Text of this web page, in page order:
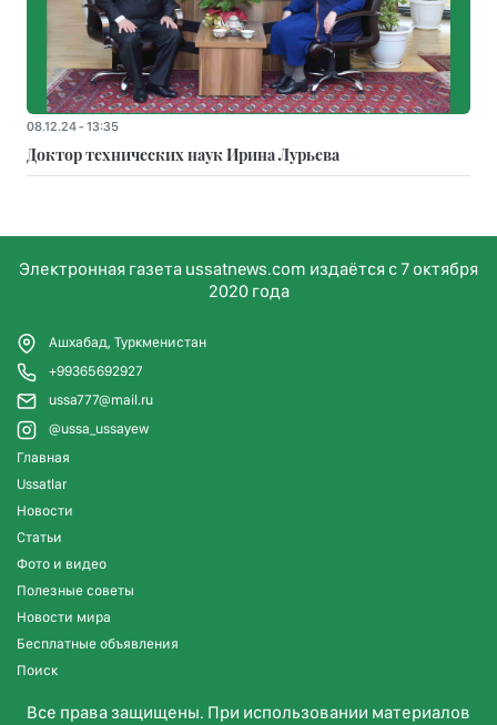
08.12.24 - 13:35
Доктор технических наук Ирина Лурьева
Электронная газета ussatnews.com издаётся с 7 октября
2020 года
Ашхабад, Туркменистан
+99365692927
ussa777@mail.ru
@ussa_ussayew
Главная
Ussatlar
Новости
Статьи
Фото и видео
Полезные советы
Новости мира
Бесплатные объявления
Поиск
Все права защищены. При использовании материалов